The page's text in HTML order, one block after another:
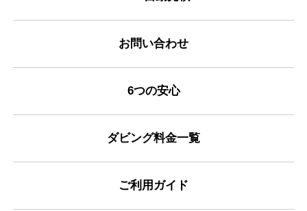
お問い合わせ
6つの安心
ダビング料金一覧
ご利用ガイド